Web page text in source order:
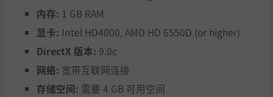
内存: 1 GB RAM
显卡: Intel HD4000, AMD HD 6550D (or higher)
DirectX 版本: 9.0c
网络: 宽带互联网连接
存储空间: 需要 4 GB 可用空间